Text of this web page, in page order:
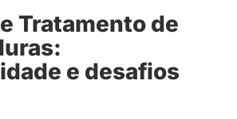
Tratamento de
e desafios